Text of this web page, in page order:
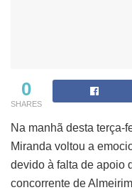
0
SHARES
Na manhã desta terça-
Miranda voltou a
devido à falta de apoio
concorrente de